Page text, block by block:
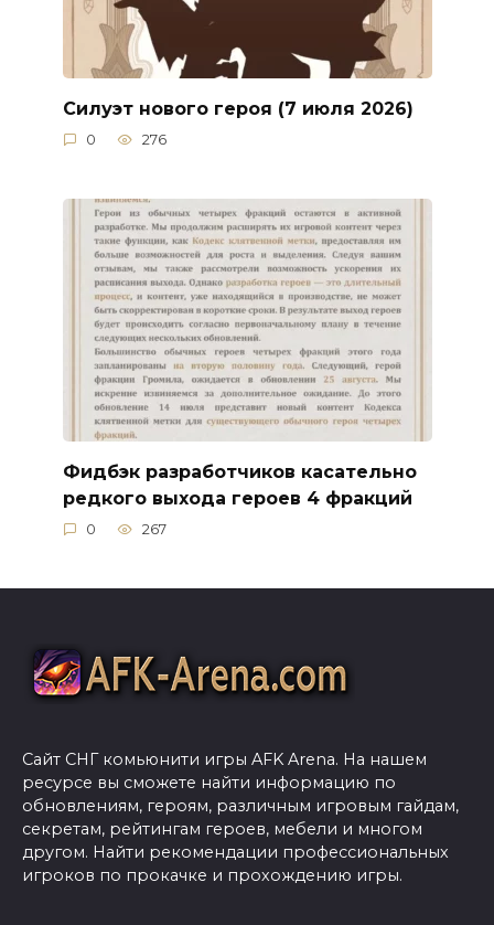
Силуэт нового героя (7 июля 2026)
0 276
Фидбэк разработчиков касательно
редкого выхода героев 4 фракций
0 267
Сайт СНГ комьюнити игры AFK Arena. На нашем
ресурсе вы сможете найти информацию по
обновлениям, героям, различным игровым гайдам,
секретам, рейтингам героев, мебели и многом
другом. Найти рекомендации профессиональных
игроков по прокачке и прохождению игры.